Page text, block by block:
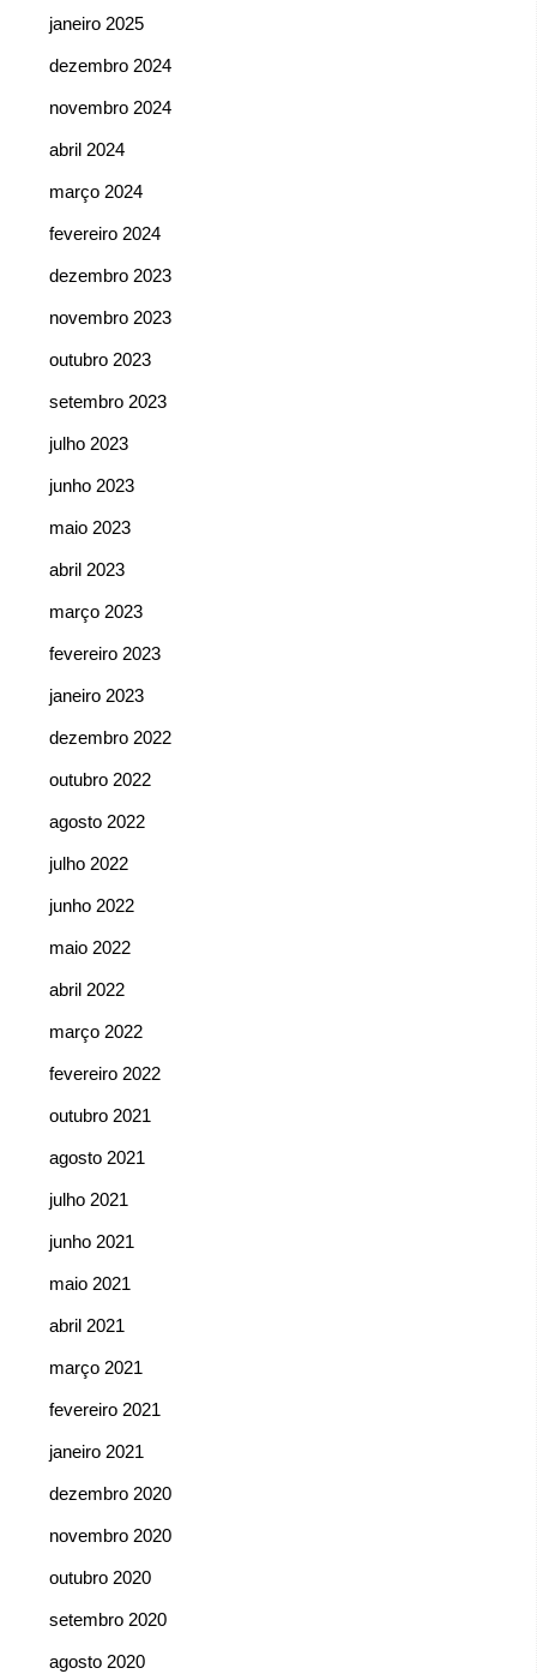
janeiro 2025
dezembro 2024
novembro 2024
abril 2024
março 2024
fevereiro 2024
dezembro 2023
novembro 2023
outubro 2023
setembro 2023
julho 2023
junho 2023
maio 2023
abril 2023
março 2023
fevereiro 2023
janeiro 2023
dezembro 2022
outubro 2022
agosto 2022
julho 2022
junho 2022
maio 2022
abril 2022
março 2022
fevereiro 2022
outubro 2021
agosto 2021
julho 2021
junho 2021
maio 2021
abril 2021
março 2021
fevereiro 2021
janeiro 2021
dezembro 2020
novembro 2020
outubro 2020
setembro 2020
agosto 2020